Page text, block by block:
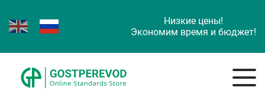
Низкие цены!
Экономим время и бюджет!